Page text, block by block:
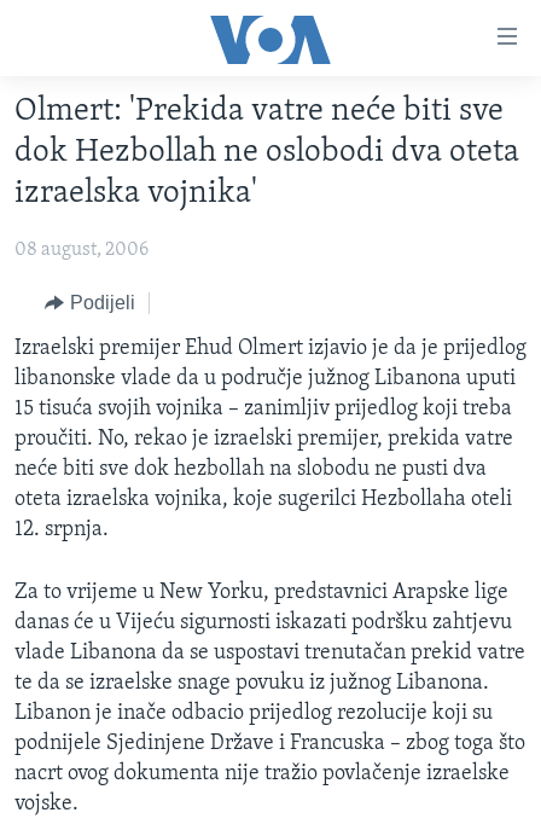
glavni
sadržaj
Pređi
na
glavnu
navigaciju
pretragu
FOTOGRAFIJE DANA
VIJESTI
SJEDINJENE AMERIČKE DRŽAVE
BOSNA I HERCEGOVINA
SVIJET
NAUKA I TEHNOLOGIJA
SPECIJALNI PROJEKTI
KORUPCIJA
SLOBODA MEDIJA
ŽENSKA STRANA
IZBJEGLIČKA STRANA
O GLASU AMERIKE
Learning English
PRATITE NAS
Olmert: 'Prekida vatre neće biti sve
dok Hezbollah ne oslobodi dva oteta
izraelska vojnika'
08 august, 2006
Podijeli
Izraelski premijer Ehud Olmert izjavio je da je prijedlog
libanonske vlade da u područje južnog Libanona uputi
15 tisuća svojih vojnika – zanimljiv prijedlog koji treba
proučiti. No, rekao je izraelski premijer, prekida vatre
neće biti sve dok hezbollah na slobodu ne pusti dva
oteta izraelska vojnika, koje sugerilci Hezbollaha oteli
12. srpnja.
Za to vrijeme u New Yorku, predstavnici Arapske lige
danas će u Vijeću sigurnosti iskazati podršku zahtjevu
vlade Libanona da se uspostavi trenutačan prekid vatre
te da se izraelske snage povuku iz južnog Libanona.
Libanon je inače odbacio prijedlog rezolucije koji su
podnijele Sjedinjene Države i Francuska – zbog toga što
nacrt ovog dokumenta nije tražio povlačenje izraelske
vojske.